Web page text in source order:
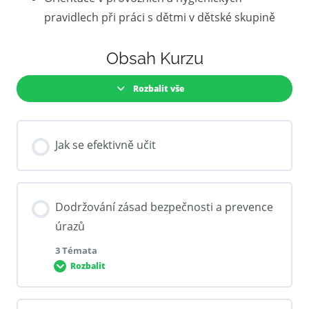
pravidlech při práci s dětmi v dětské skupině
Obsah Kurzu
Rozbalit vše
Jak se efektivně učit
Dodržování zásad bezpečnosti a prevence
úrazů
3 Témata
Rozbalit